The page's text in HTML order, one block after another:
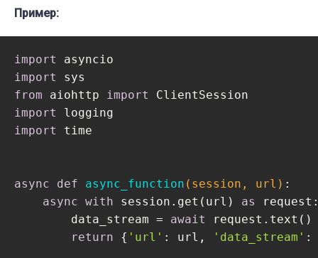
if __name__ ==
    asyncio.run(main())
    elapsed = time.perf_counter() - s
    print(
f" {__file__} executed in
Пример:
import
import
from aiohttp import
import
import
time
async def async_function (session, url) :
async with session.get(url) as
        data_stream =
await
request.text()
return { 'url' : url, 'data_stream' :